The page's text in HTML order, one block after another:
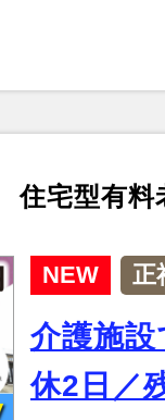
宅型有料
NEW 正
介護施
休2日／